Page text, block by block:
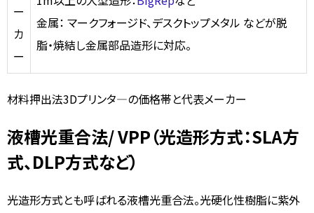
ー
カ
ー
金属： マークフォージド、デスクトップメタル などが脱
脂・焼結し金属部品造形に対応。
材料押出法3Dプリンタ―の価格帯と代表メーカー
液槽光重合法/ VPP（光造形方式：SLA方
式、DLP方式など）
光造形方式とも呼ばれる液槽光重合法。光硬化性樹脂に紫外